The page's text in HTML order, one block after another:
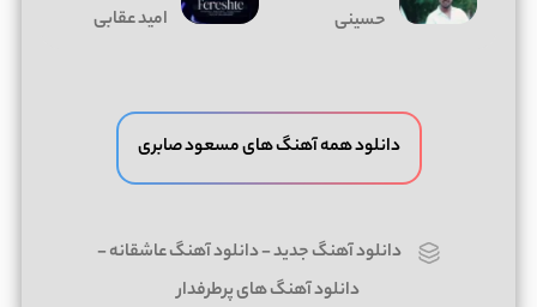
حسینی
امید عقابی
دانلود همه آهنگ های مسعود صابری
دانلود آهنگ جدید-دانلود آهنگ عاشقانه-
دانلود آهنگ های پرطرفدار